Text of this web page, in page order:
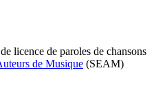
licence de paroles de chansons
de Musique (SEAM)